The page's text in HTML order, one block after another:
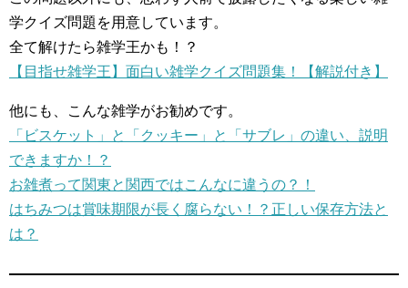
学クイズ問題を用意しています。
全て解けたら雑学王かも！？
【目指せ雑学王】面白い雑学クイズ問題集！【解説付き】
他にも、こんな雑学がお勧めです。
「ビスケット」と「クッキー」と「サブレ」の違い、説明
できますか！？
お雑煮って関東と関西ではこんなに違うの？！
はちみつは賞味期限が長く腐らない！？正しい保存方法と
は？